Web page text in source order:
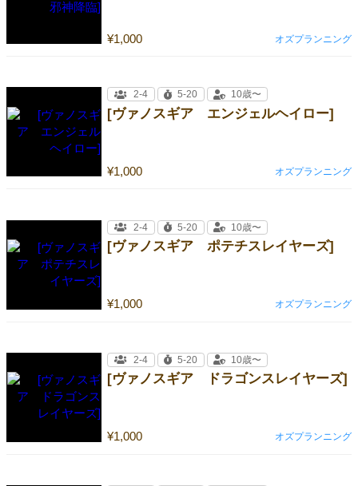
¥1,000 オズプランニング
[ヴァノスギア エンジェルヘイロー]
¥1,000
2-4 5-20 10歳〜
オズプランニング
[ヴァノスギア ポテチスレイヤーズ]
¥1,000
2-4 5-20 10歳〜
オズプランニング
[ヴァノスギア ドラゴンスレイヤーズ]
¥1,000
2-4 5-20 10歳〜
オズプランニング